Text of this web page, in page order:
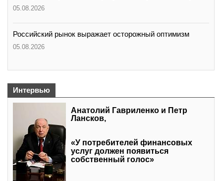
05.08.2026
Российский рынок выражает осторожный оптимизм
05.08.2026
Интервью
Анатолий Гавриленко и Петр
Лансков,
«У потребителей финансовых
услуг должен появиться
собственный голос»